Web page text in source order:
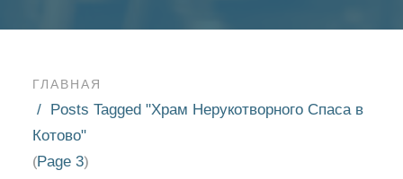
ГЛАВНАЯ
Posts Tagged "Храм Нерукотворного Спаса в
Котово"
(Page 3)